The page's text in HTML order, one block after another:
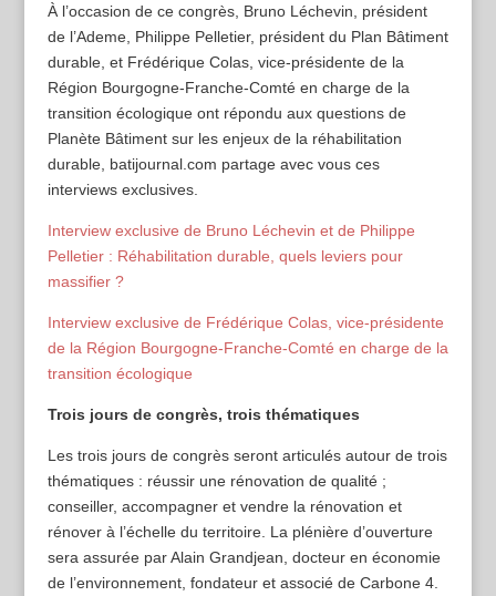
À l’occasion de ce congrès, Bruno Léchevin, président
de l’Ademe, Philippe Pelletier, président du Plan Bâtiment
durable, et Frédérique Colas, vice-présidente de la
Région Bourgogne-Franche-Comté en charge de la
transition écologique ont répondu aux questions de
Planète Bâtiment sur les enjeux de la réhabilitation
durable, batijournal.com partage avec vous ces
interviews exclusives.
Interview exclusive de Bruno Léchevin et de Philippe
Pelletier : Réhabilitation durable, quels leviers pour
massifier ?
Interview exclusive de Frédérique Colas, vice-présidente
de la Région Bourgogne-Franche-Comté en charge de la
transition écologique
Trois jours de congrès, trois thématiques
Les trois jours de congrès seront articulés autour de trois
thématiques : réussir une rénovation de qualité ;
conseiller, accompagner et vendre la rénovation et
rénover à l’échelle du territoire. La plénière d’ouverture
sera assurée par Alain Grandjean, docteur en économie
de l’environnement, fondateur et associé de Carbone 4.